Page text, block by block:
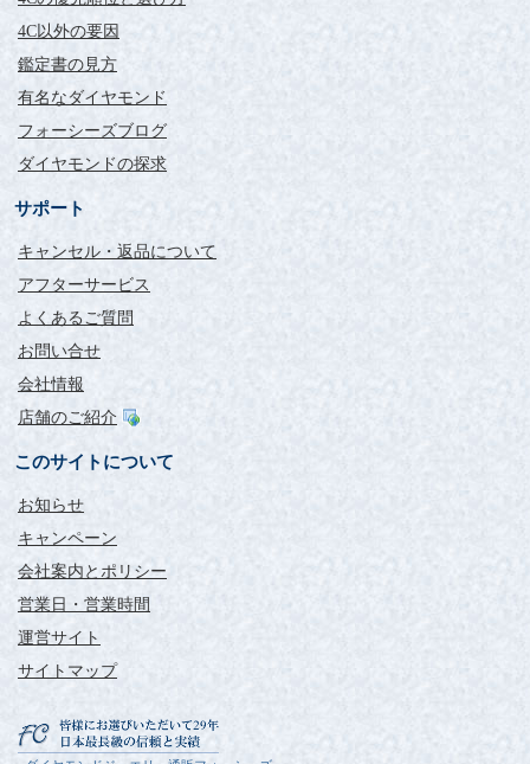
4C以外の要因
鑑定書の見方
有名なダイヤモンド
フォーシーズブログ
ダイヤモンドの探求
サポート
キャンセル・返品について
アフターサービス
よくあるご質問
お問い合せ
会社情報
店舗のご紹介
このサイトについて
お知らせ
キャンペーン
会社案内とポリシー
営業日・営業時間
運営サイト
サイトマップ